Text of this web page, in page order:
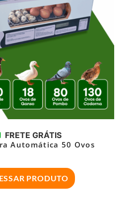
FRETE GRÁTIS
Automática 50 Ovos
PRODUTO